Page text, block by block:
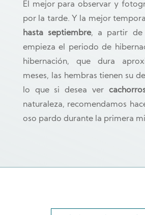
El mejor para observar y
por la tarde. Y la mejor
hasta septiembre, a partir de
empieza el periodo de
hibernación, que dura
meses, las hembras tienen su
lo que si desea ver
naturaleza, recomendamos
oso pardo durante la primera